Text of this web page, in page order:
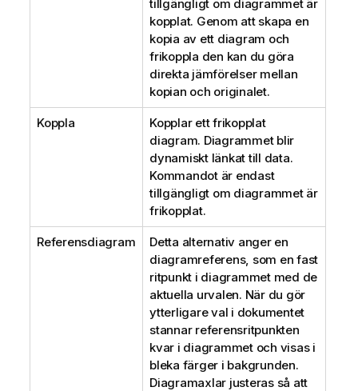
tillgängligt om diagrammet är
kopplat. Genom att skapa en
kopia av ett diagram och
frikoppla den kan du göra
direkta jämförelser mellan
kopian och originalet.
Koppla
Kopplar ett frikopplat
diagram. Diagrammet blir
dynamiskt länkat till data.
Kommandot är endast
tillgängligt om diagrammet är
frikopplat.
Referensdiagram
Detta alternativ anger en
diagramreferens, som en fast
ritpunkt i diagrammet med de
aktuella urvalen. När du gör
ytterligare val i dokumentet
stannar referensritpunkten
kvar i diagrammet och visas i
bleka färger i bakgrunden.
Diagramaxlar justeras så att